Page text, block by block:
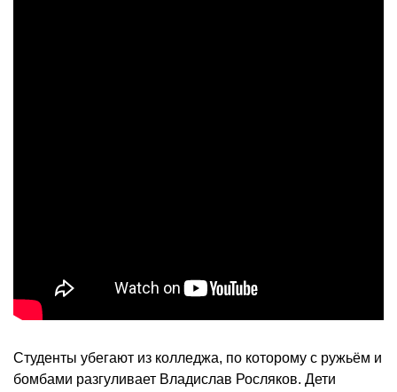
Студенты убегают из колледжа, по которому с ружьём и
бомбами разгуливает Владислав Росляков. Дети